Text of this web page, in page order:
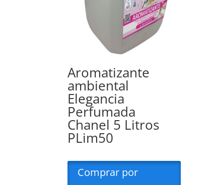
Aromatizante
ambiental
Elegancia
Perfumada
Chanel 5 Litros
PLim50
Comprar por